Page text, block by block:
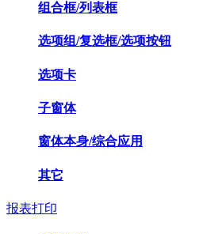
组合框/列表框
选项组/复选框/选项按钮
选项卡
子窗体
窗体本身/综合应用
其它
报表打印